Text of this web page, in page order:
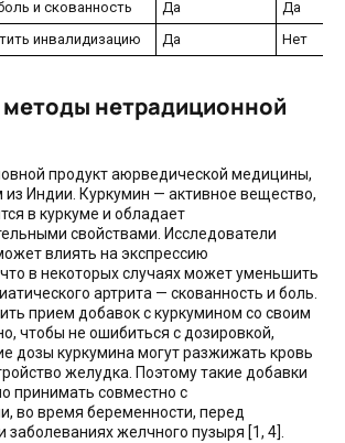
и скованность Да
Да
инвалидизацию Да Нет
методы нетрадиционной
продукт аюрведической медицины,
Индии. Куркумин — активное вещество,
в куркуме и обладает
свойствами. Исследователи
влиять на экспрессию
в некоторых случаях может уменьшить
артрита — скованность и боль.
прием добавок с куркумином со своим
чтобы не ошибиться с дозировкой,
дозы куркумина могут разжижать кровь
желудка. Поэтому такие добавки
принимать совместно с
во время беременности, перед
желчного пузыря [1, 4].